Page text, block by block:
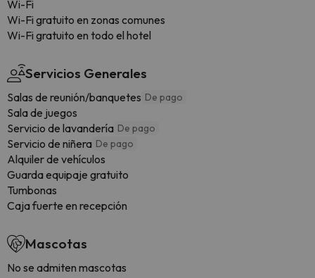
Wi-Fi
Wi-Fi gratuito en zonas comunes
Wi-Fi gratuito en todo el hotel
Servicios Generales
Salas de reunión/banquetes De pago
Sala de juegos
Servicio de lavandería De pago
Servicio de niñera De pago
Alquiler de vehículos
Guarda equipaje gratuito
Tumbonas
Caja fuerte en recepción
Mascotas
No se admiten mascotas